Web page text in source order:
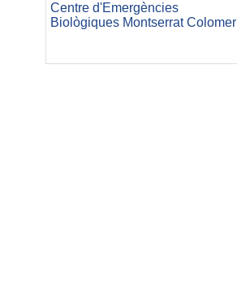
Centre d'Emergències
Biològiques Montserrat Colomer